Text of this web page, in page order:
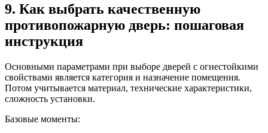
9. Как выбрать качественную
противопожарную дверь: пошаговая
инструкция
Основными параметрами при выборе дверей с огнестойкими
свойствами является категория и назначение помещения.
Потом учитывается материал, технические характеристики,
сложность установки.
Базовые моменты: